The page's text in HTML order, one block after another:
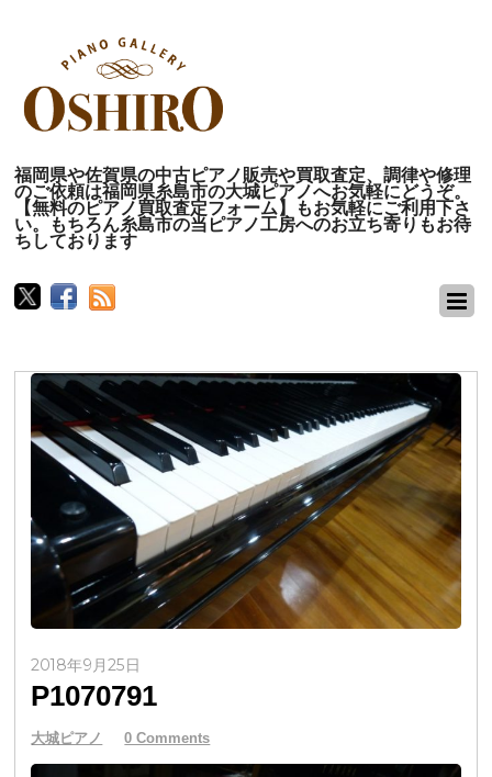
福岡県や佐賀県の中古ピアノ販売や買取査定、調律や修理
のご依頼は福岡県糸島市の大城ピアノへお気軽にどうぞ。
【無料のピアノ買取査定フォーム】もお気軽にご利用下さ
い。もちろん糸島市の当ピアノ工房へのお立ち寄りもお待
ちしております
2018年9月25日
P1070791
大城ピアノ 0 Comments